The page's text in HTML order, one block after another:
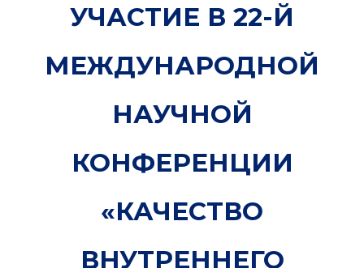
УЧАСТИЕ В 22-Й
МЕЖДУНАРОДНОЙ
НАУЧНОЙ
КОНФЕРЕНЦИИ
«КАЧЕСТВО
ВНУТРЕННЕГО